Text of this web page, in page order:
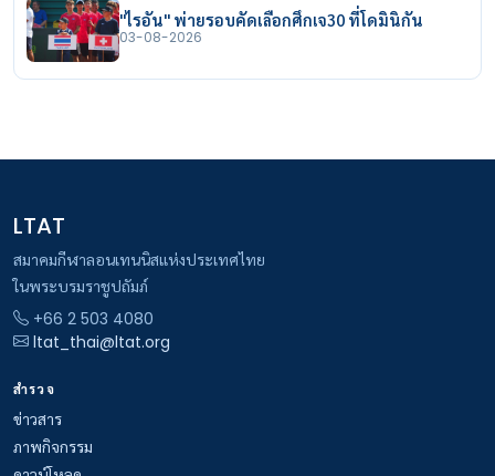
"ไรอัน" พ่ายรอบคัดเลือกศึกเจ30 ที่โดมินิกัน
03-08-2026
LTAT
สมาคมกีฬาลอนเทนนิสแห่งประเทศไทย
ในพระบรมราชูปถัมภ์
+66 2 503 4080
ltat_thai@ltat.org
สำรวจ
ข่าวสาร
ภาพกิจกรรม